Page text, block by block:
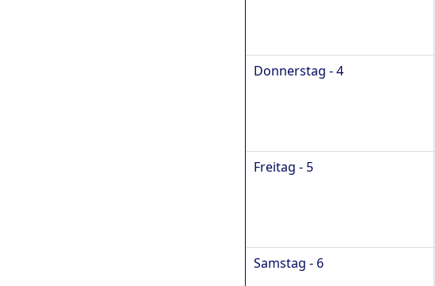
Donnerstag - 4
Freitag - 5
Samstag - 6